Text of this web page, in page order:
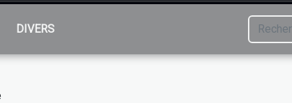
DIVERS